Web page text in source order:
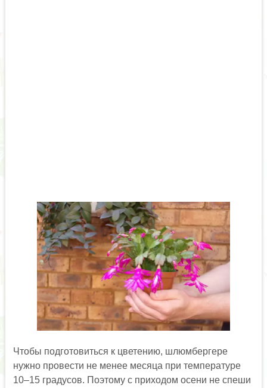
Чтобы подготовиться к цветению, шлюмбергере
нужно провести не менее месяца при температуре
10–15 градусов. Поэтому с приходом осени не спеши